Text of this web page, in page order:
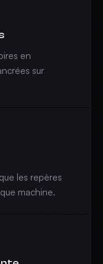
en
sur
les repères
machine.